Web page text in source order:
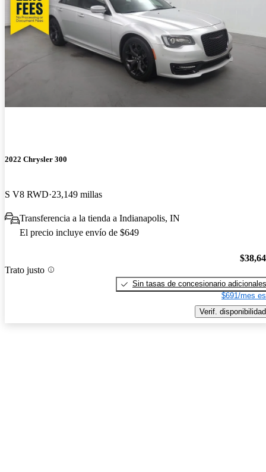
2022 Chrysler 300
S V8 RWD 23,149 millas
Transferencia a la tienda a Indianapolis, IN
El precio incluye envío de $649
Trato justo
Sin tasas de concesionario adicionales
$691/mes
Verif. disponibilidad